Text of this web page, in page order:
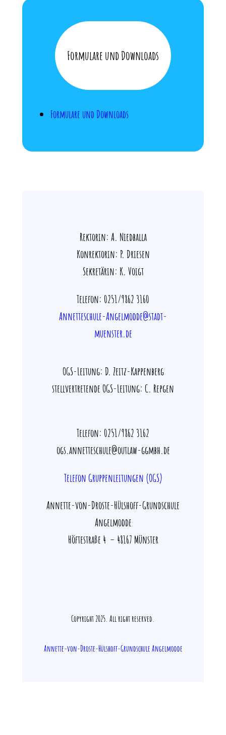
Formulare und Downloads
Formulare und Downloads
Rektorin: A. Niedballa
Konrektorin: P. Driesen
Sekretärin: K. Voigt
Telefon: 0251/9862 3160
Annetteschule-Angelmodde@stadt-
muenster.de
OGS-Leitung: D. Zeitz-Kappenberg
stellvertretende OGS-Leitung: C. Repgen
Telefon: 0251/9862 3162
ogs.annetteschule@outlaw-ggmbh.de
Telefon Gruppenleitungen (OGS)
Annette-von-Droste-Hülshoff-Grundschule
Angelmodde
Höftestraße 4 – 48167 Münster
Copyright 2025. All right reserved.
Annette-von-Droste-Hülshoff-Grundschule Angelmodde